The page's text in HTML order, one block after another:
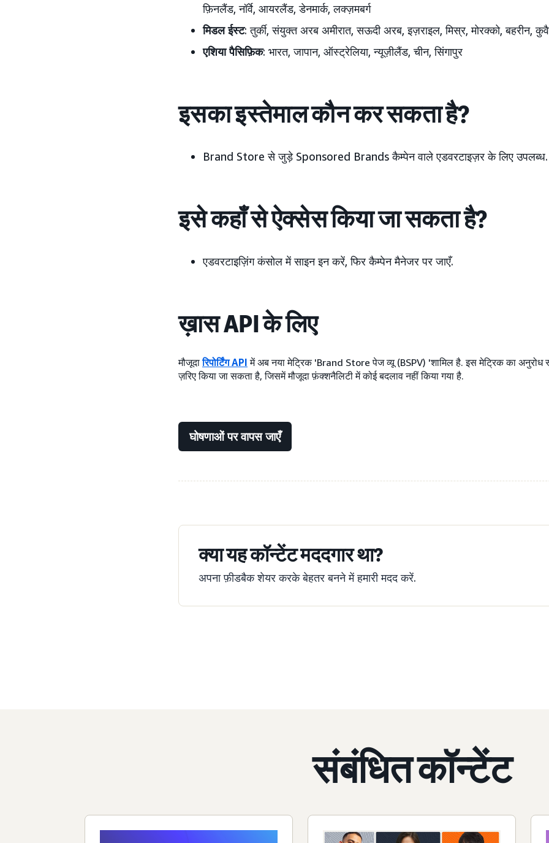
फ़िनलैंड, नॉर्वे, आयरलैंड, डेनमार्क, लक्ज़मबर्ग
मिडल ईस्ट: तुर्की, संयुक्त अरब अमीरात, सऊदी अरब, इज़राइल, मिस्र, मोरक्को, बहरीन,
एशिया पैसिफ़िक: भारत, जापान, ऑस्ट्रेलिया, न्यूज़ीलैंड, चीन, सिंगापुर
इसका इस्तेमाल कौन कर सकता है?
Brand Store से जुड़े Sponsored Brands कैम्पेन वाले एडवरटाइज़र के लिए उपलब्ध.
इसे कहाँ से ऐक्सेस किया जा सकता है?
एडवरटाइज़िंग कंसोल में साइन इन करें, फिर कैम्पेन मैनेजर पर जाएँ.
ख़ास API के लिए
मौजूदारिपोर्टिंग API में अब नया मेट्रिक 'Brand Store पेज व्यू (BSPV) 'शामिल है. इस मेट्रिक का अनुरोध
ज़रिए किया जा सकता है, जिसमें मौजूदा फ़ंक्शनैलिटी में कोई बदलाव नहीं किया गया है.
घोषणाओं पर वापस जाएँ
क्या यह कॉन्टेंट मददगार था?
अपना फ़ीडबैक शेयर करके बेहतर बनने में हमारी मदद करें.
संबंधित कॉन्टेंट